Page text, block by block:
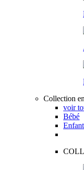
Collection
voir
Bébé